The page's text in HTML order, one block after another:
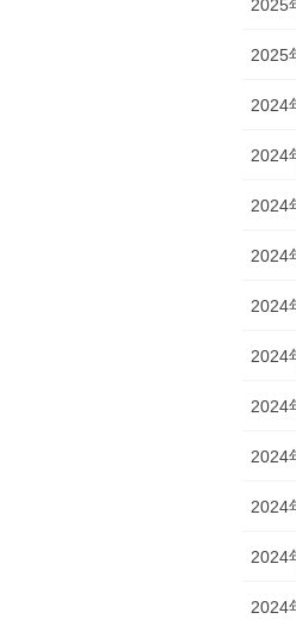
2025
2025
2024
2024
2024
2024
2024
2024
2024
2024
2024
2024
2024